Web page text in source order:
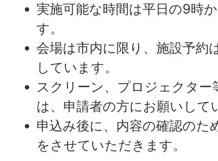
実施可能な時間は平日の9時
す。
会場は市内に限り、施設予約
しています。
スクリーン、プロジェクター
は、申請者の方にお願いして
申込み後に、内容の確認のた
をさせていただきます。